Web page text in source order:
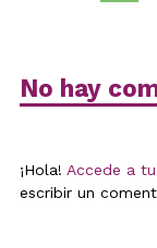
No hay
¡Hola! Accede a
escribir un